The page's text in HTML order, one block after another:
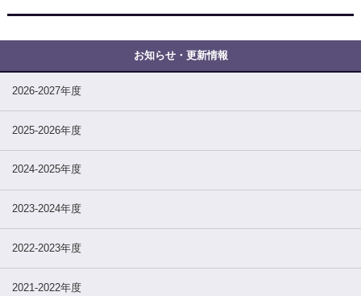
2026-2027年度
2025-2026年度
2024-2025年度
2023-2024年度
2022-2023年度
2021-2022年度